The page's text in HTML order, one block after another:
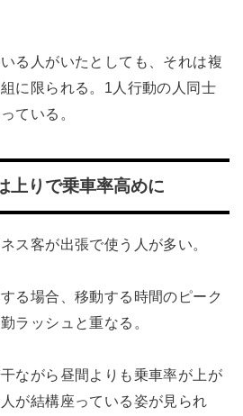
る人がいたとしても、それは複
に限られる。1人行動の人同士
ている。
上りで乗車率高めに
ス客が出張で使う人が多い。
る場合、移動する時間のピーク
ラッシュと重なる。
ながら昼間よりも乗車率が上が
が結構座っている姿が見られ